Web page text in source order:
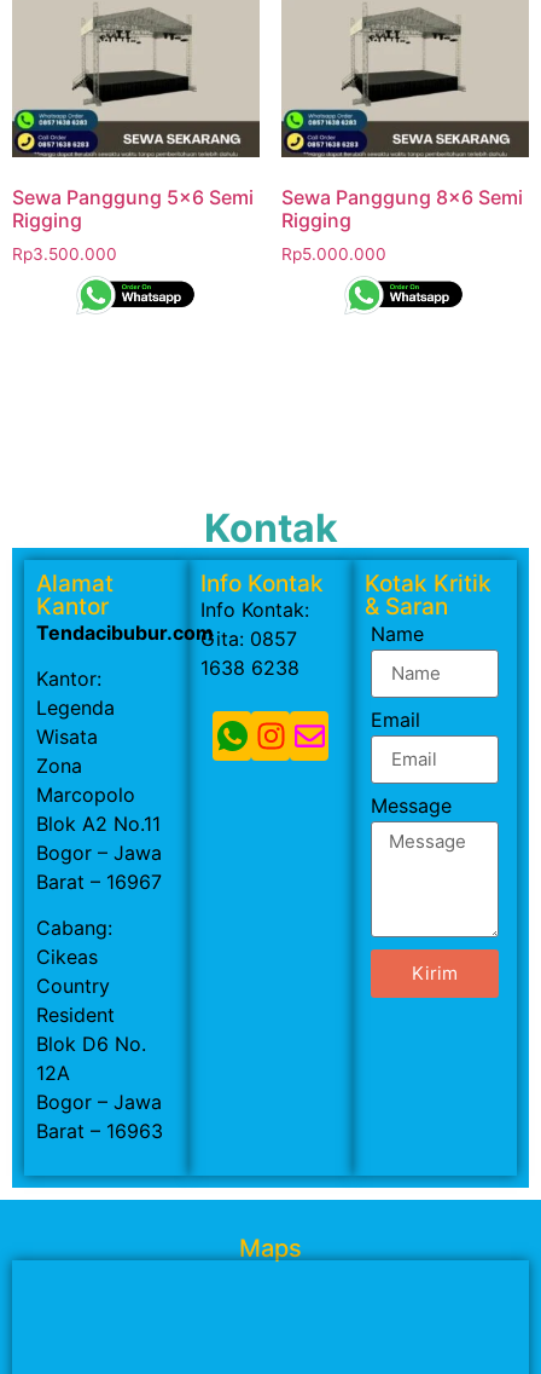
Sewa Panggung 5×6 Semi
Rigging
Rp3.500.000
Sewa Panggung 8×6 Semi
Rigging
Rp5.000.000
Kontak
Alamat
Kantor
Tendacibubur.com
Kantor:
Legenda
Wisata
Zona
Marcopolo
Blok A2 No.11
Bogor – Jawa
Barat – 16967
Cabang:
Cikeas
Country
Resident
Blok D6 No.
12A
Bogor – Jawa
Barat – 16963
Info Kontak
Info Kontak:
Gita: 0857
1638 6238
Kotak Kritik
& Saran
Name
Email
Message
Kirim
Maps